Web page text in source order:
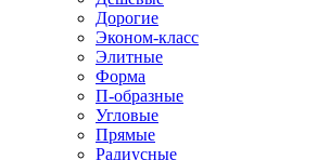
Дорогие
Эконом-класс
Элитные
Форма
П-образные
Угловые
Прямые
Радиусные